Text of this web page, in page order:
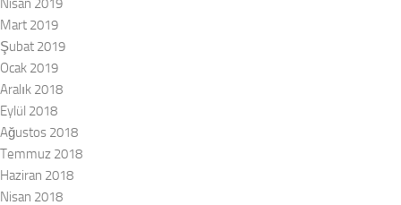
Nisan 2019
Mart 2019
Şubat 2019
Ocak 2019
Aralık 2018
Eylül 2018
Ağustos 2018
Temmuz 2018
Haziran 2018
Nisan 2018